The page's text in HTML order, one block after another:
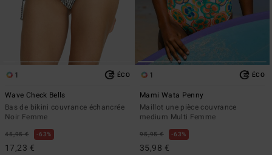
1 ÉCO
Wave Check Bells
Bas de bikini couvrance échancrée
Noir Femme
45,95 € 63%
17,23 €
1 ÉCO
Mami Wata Penny
Maillot une pièce couvrance
medium Multi Femme
95,95 € 63%
35,98 €